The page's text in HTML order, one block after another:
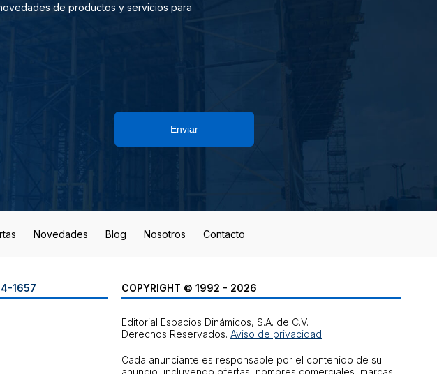
de productos y servicios para
Enviar
Novedades Blog Nosotros Contacto
1657 COPYRIGHT © 1992 - 2026
Editorial Espacios Dinámicos, S.A. de C.V.
Derechos Reservados. Aviso de privacidad.
Cada anunciante es responsable por el contenido de su
anuncio, incluyendo ofertas, nombres comerciales, marcas